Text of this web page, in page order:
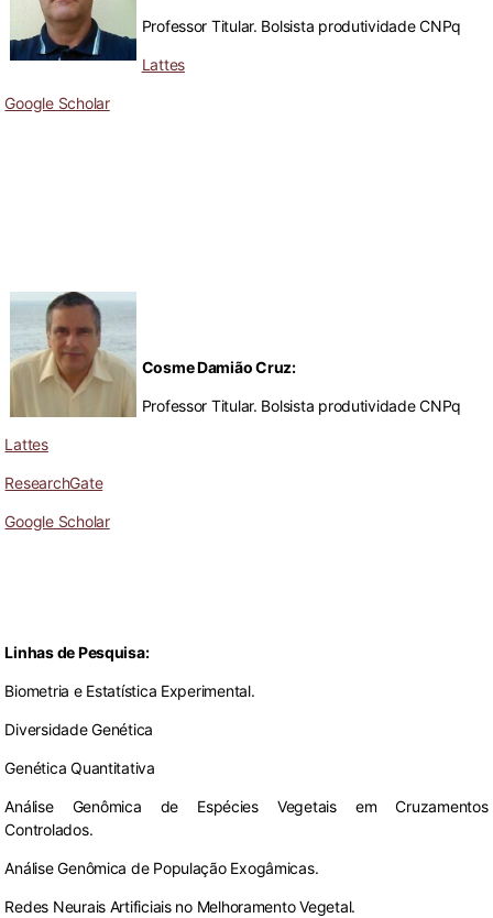
Professor Titular. Bolsista produtividade CNPq
Lattes
Google Scholar
Cosme Damião Cruz:
Professor Titular. Bolsista produtividade CNPq
Lattes
ResearchGate
Google Scholar
Linhas de Pesquisa:
Biometria e Estatística Experimental.
Diversidade Genética
Genética Quantitativa
Análise Genômica de Espécies Vegetais em Cruzamentos
Controlados.
Análise Genômica de População Exogâmicas.
Redes Neurais Artificiais no Melhoramento Vegetal.